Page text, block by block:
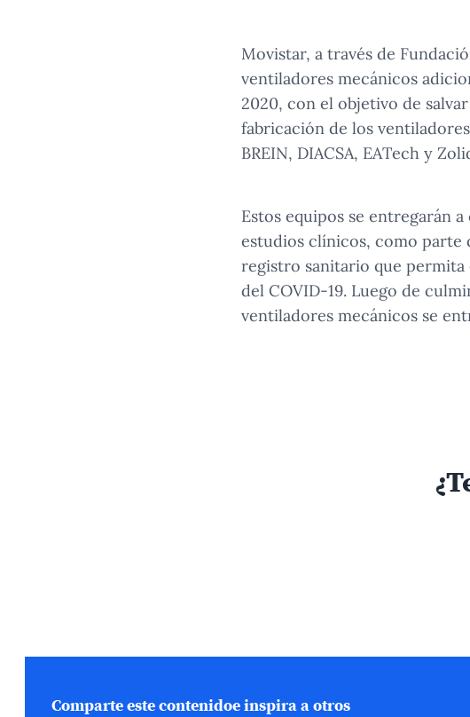
Movistar, a través de
ventiladores mecánicos
2020, con el objetivo de
fabricación de los
BREIN, DIACSA, EATech y
Estos equipos se entregarán
estudios clínicos, como parte
registro sanitario que permita
del COVID-19. Luego de
ventiladores mecánicos se
Comparte este contenidoe inspira a otros